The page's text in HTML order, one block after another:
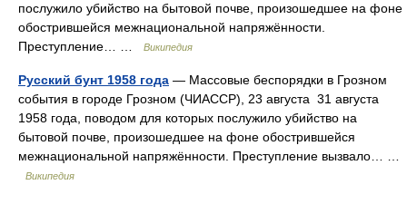
послужило убийство на бытовой почве, произошедшее на фоне
обострившейся межнациональной напряжённости.
Преступление… …
Википедия
Русский бунт 1958 года — Массовые беспорядки в Грозном
события в городе Грозном (ЧИАССР), 23 августа 31 августа
1958 года, поводом для которых послужило убийство на
бытовой почве, произошедшее на фоне обострившейся
межнациональной напряжённости. Преступление вызвало… …
Википедия